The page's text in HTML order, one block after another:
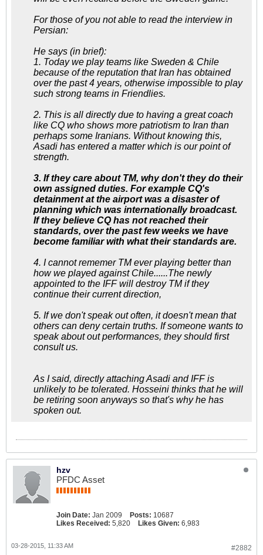
For those of you not able to read the interview in
Persian:
He says (in brief):
1. Today we play teams like Sweden & Chile
because of the reputation that Iran has obtained
over the past 4 years, otherwise impossible to play
such strong teams in Friendlies.
2. This is all directly due to having a great coach
like CQ who shows more patriotism to Iran than
perhaps some Iranians. Without knowing this,
Asadi has entered a matter which is our point of
strength.
3. If they care about TM, why don't they do their
own assigned duties. For example CQ's
detainment at the airport was a disaster of
planning which was internationally broadcast.
If they believe CQ has not reached their
standards, over the past few weeks we have
become familiar with what their standards are.
4. I cannot rememer TM ever playing better than
how we played against Chile......The newly
appointed to the IFF will destroy TM if they
continue their current direction,
5. If we don't speak out often, it doesn't mean that
others can deny certain truths. If someone wants to
speak about out performances, they should first
consult us.
As I said, directly attaching Asadi and IFF is
unlikely to be tolerated. Hosseini thinks that he will
be retiring soon anyways so that's why he has
spoken out.
hzv
PFDC Asset
Join Date: Jan 2009 Posts: 10687
Likes Received: 5,820 Likes Given: 6,983
#2882
03-28-2015, 11:33 AM